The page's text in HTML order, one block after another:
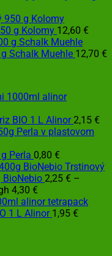
g Kolomy 12,60 €
Schalk Muehle 12,70 €
BIO 1 L Alinor 2,15 €
Perla 0,80 €
Trstinový
2,25 € –
4,30 €
1 L Alinor 1,95 €